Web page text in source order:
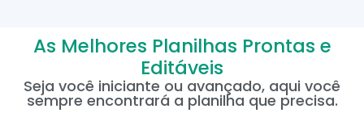
As Melhores Planilhas Prontas e
Editáveis
Seja você iniciante ou avançado, aqui você
sempre encontrará a planilha que precisa.